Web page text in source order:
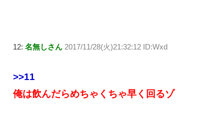
12: 名無しさん 2017/11/28(火)21:32:12 ID:Wxd
>>11
俺は飲んだらめちゃくちゃ早く回るゾ